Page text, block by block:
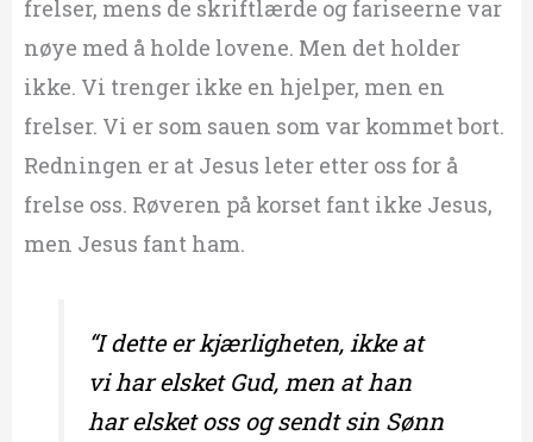
frelser, mens de skriftlærde og fariseerne var
nøye med å holde lovene. Men det holder
ikke. Vi trenger ikke en hjelper, men en
frelser. Vi er som sauen som var kommet bort.
Redningen er at Jesus leter etter oss for å
frelse oss. Røveren på korset fant ikke Jesus,
men Jesus fant ham.
“I dette er kjærligheten, ikke at
vi har elsket Gud, men at han
har elsket oss og sendt sin Sønn